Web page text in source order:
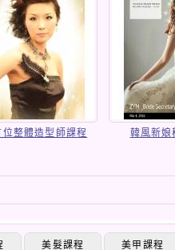
位整體造型師課程 韓風新娘
美髮課程 美甲課程